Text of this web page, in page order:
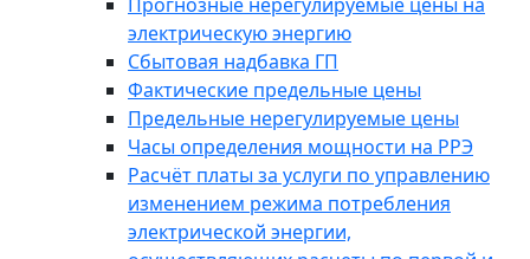
электрическую энергию
Сбытовая надбавка ГП
Фактические предельные цены
Предельные нерегулируемые цены
Часы определения мощности на РРЭ
Расчёт платы за услуги по управлению
изменением режима потребления
электрической энергии,